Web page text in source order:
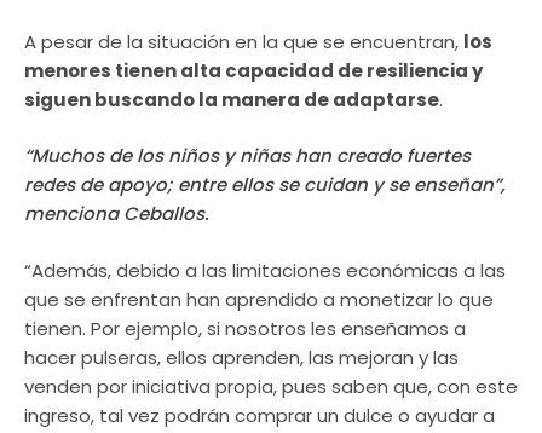
A pesar de la situación en la que se encuentran, los
menores tienen alta capacidad de resiliencia y
siguen buscando la manera de adaptarse.
“Muchos de los niños y niñas han creado fuertes
redes de apoyo; entre ellos se cuidan y se enseñan”,
menciona Ceballos.
“Además, debido a las limitaciones económicas a las
que se enfrentan han aprendido a monetizar lo que
tienen. Por ejemplo, si nosotros les enseñamos a
hacer pulseras, ellos aprenden, las mejoran y las
venden por iniciativa propia, pues saben que, con este
ingreso, tal vez podrán comprar un dulce o ayudar a